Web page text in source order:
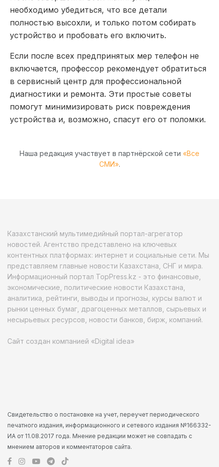
необходимо убедиться, что все детали
полностью высохли, и только потом собирать
устройство и пробовать его включить.
Если после всех предпринятых мер телефон не
включается, профессор рекомендует обратиться
в сервисный центр для профессиональной
диагностики и ремонта. Эти простые советы
помогут минимизировать риск повреждения
устройства и, возможно, спасут его от поломки.
Наша редакция участвует в партнёрской сети «Все
СМИ».
Казахстанский мультимедийный портал-агрегатор
новостей. Агентство представлено на ключевых
контентных платформах: интернет и социальные сети. Мы
представляем главные новости Казахстана, СНГ и мира.
Информационный портал TopPress.kz - это финансовые,
экономические, политические новости Казахстана,
аналитика, рейтинги, выводы и прогнозы, курсы валют и
рынки ценных бумаг, драгоценных металлов, сырьевых и
несырьевых ресурсов, новости банков, бирж, компаний.
Сайт создан компанией «Digital idea»
Свидетельство о постановке на учет, переучет периодического
печатного издания, информационного и сетевого издания №166332-
ИА от 11.08.2017 года. Мнение редакции может не совпадать с
мнением авторов и комментаторов сайта.